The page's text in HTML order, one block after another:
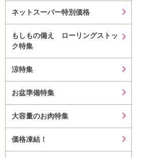
ネットスーパー特別価格
もしもの備え ローリングストッ
ク特集
涼特集
お盆準備特集
大容量のお肉特集
価格凍結！